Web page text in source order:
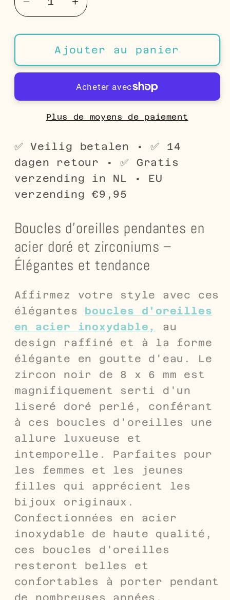
Réduire
la
quantité
Boucles
d&#39;oreilles
pendantes
en
acier
zirconium
avec
bord
-
x
6
mm
Augmenter
la
quantité
de
Boucles
d&#39;oreilles
pendantes
en
acier
zirconium
avec
bord
perlé
-
x
6
mm
Ajouter au panier
Plus de moyens de paiement
✅ Veilig betalen • ✅ 14
dagen retour • ✅ Gratis
verzending in NL • EU
verzending €9,95
Boucles d'oreilles pendantes en
acier doré et zirconiums –
Élégantes et tendance
Affirmez votre style avec ces
élégantes boucles d'oreilles
en acier inoxydable,
au
design raffiné et à la forme
élégante en goutte d'eau. Le
zircon noir de 8 x 6 mm est
magnifiquement serti d'un
liseré doré perlé, conférant
à ces boucles d'oreilles une
allure luxueuse et
intemporelle. Parfaites pour
les femmes et les jeunes
filles qui apprécient les
bijoux originaux.
Confectionnées en acier
inoxydable de haute qualité,
ces boucles d'oreilles
resteront belles et
confortables à porter pendant
de nombreuses années.